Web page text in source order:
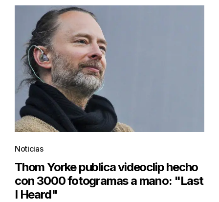
Noticias
Thom Yorke publica videoclip hecho
con 3000 fotogramas a mano: "Last
I Heard"